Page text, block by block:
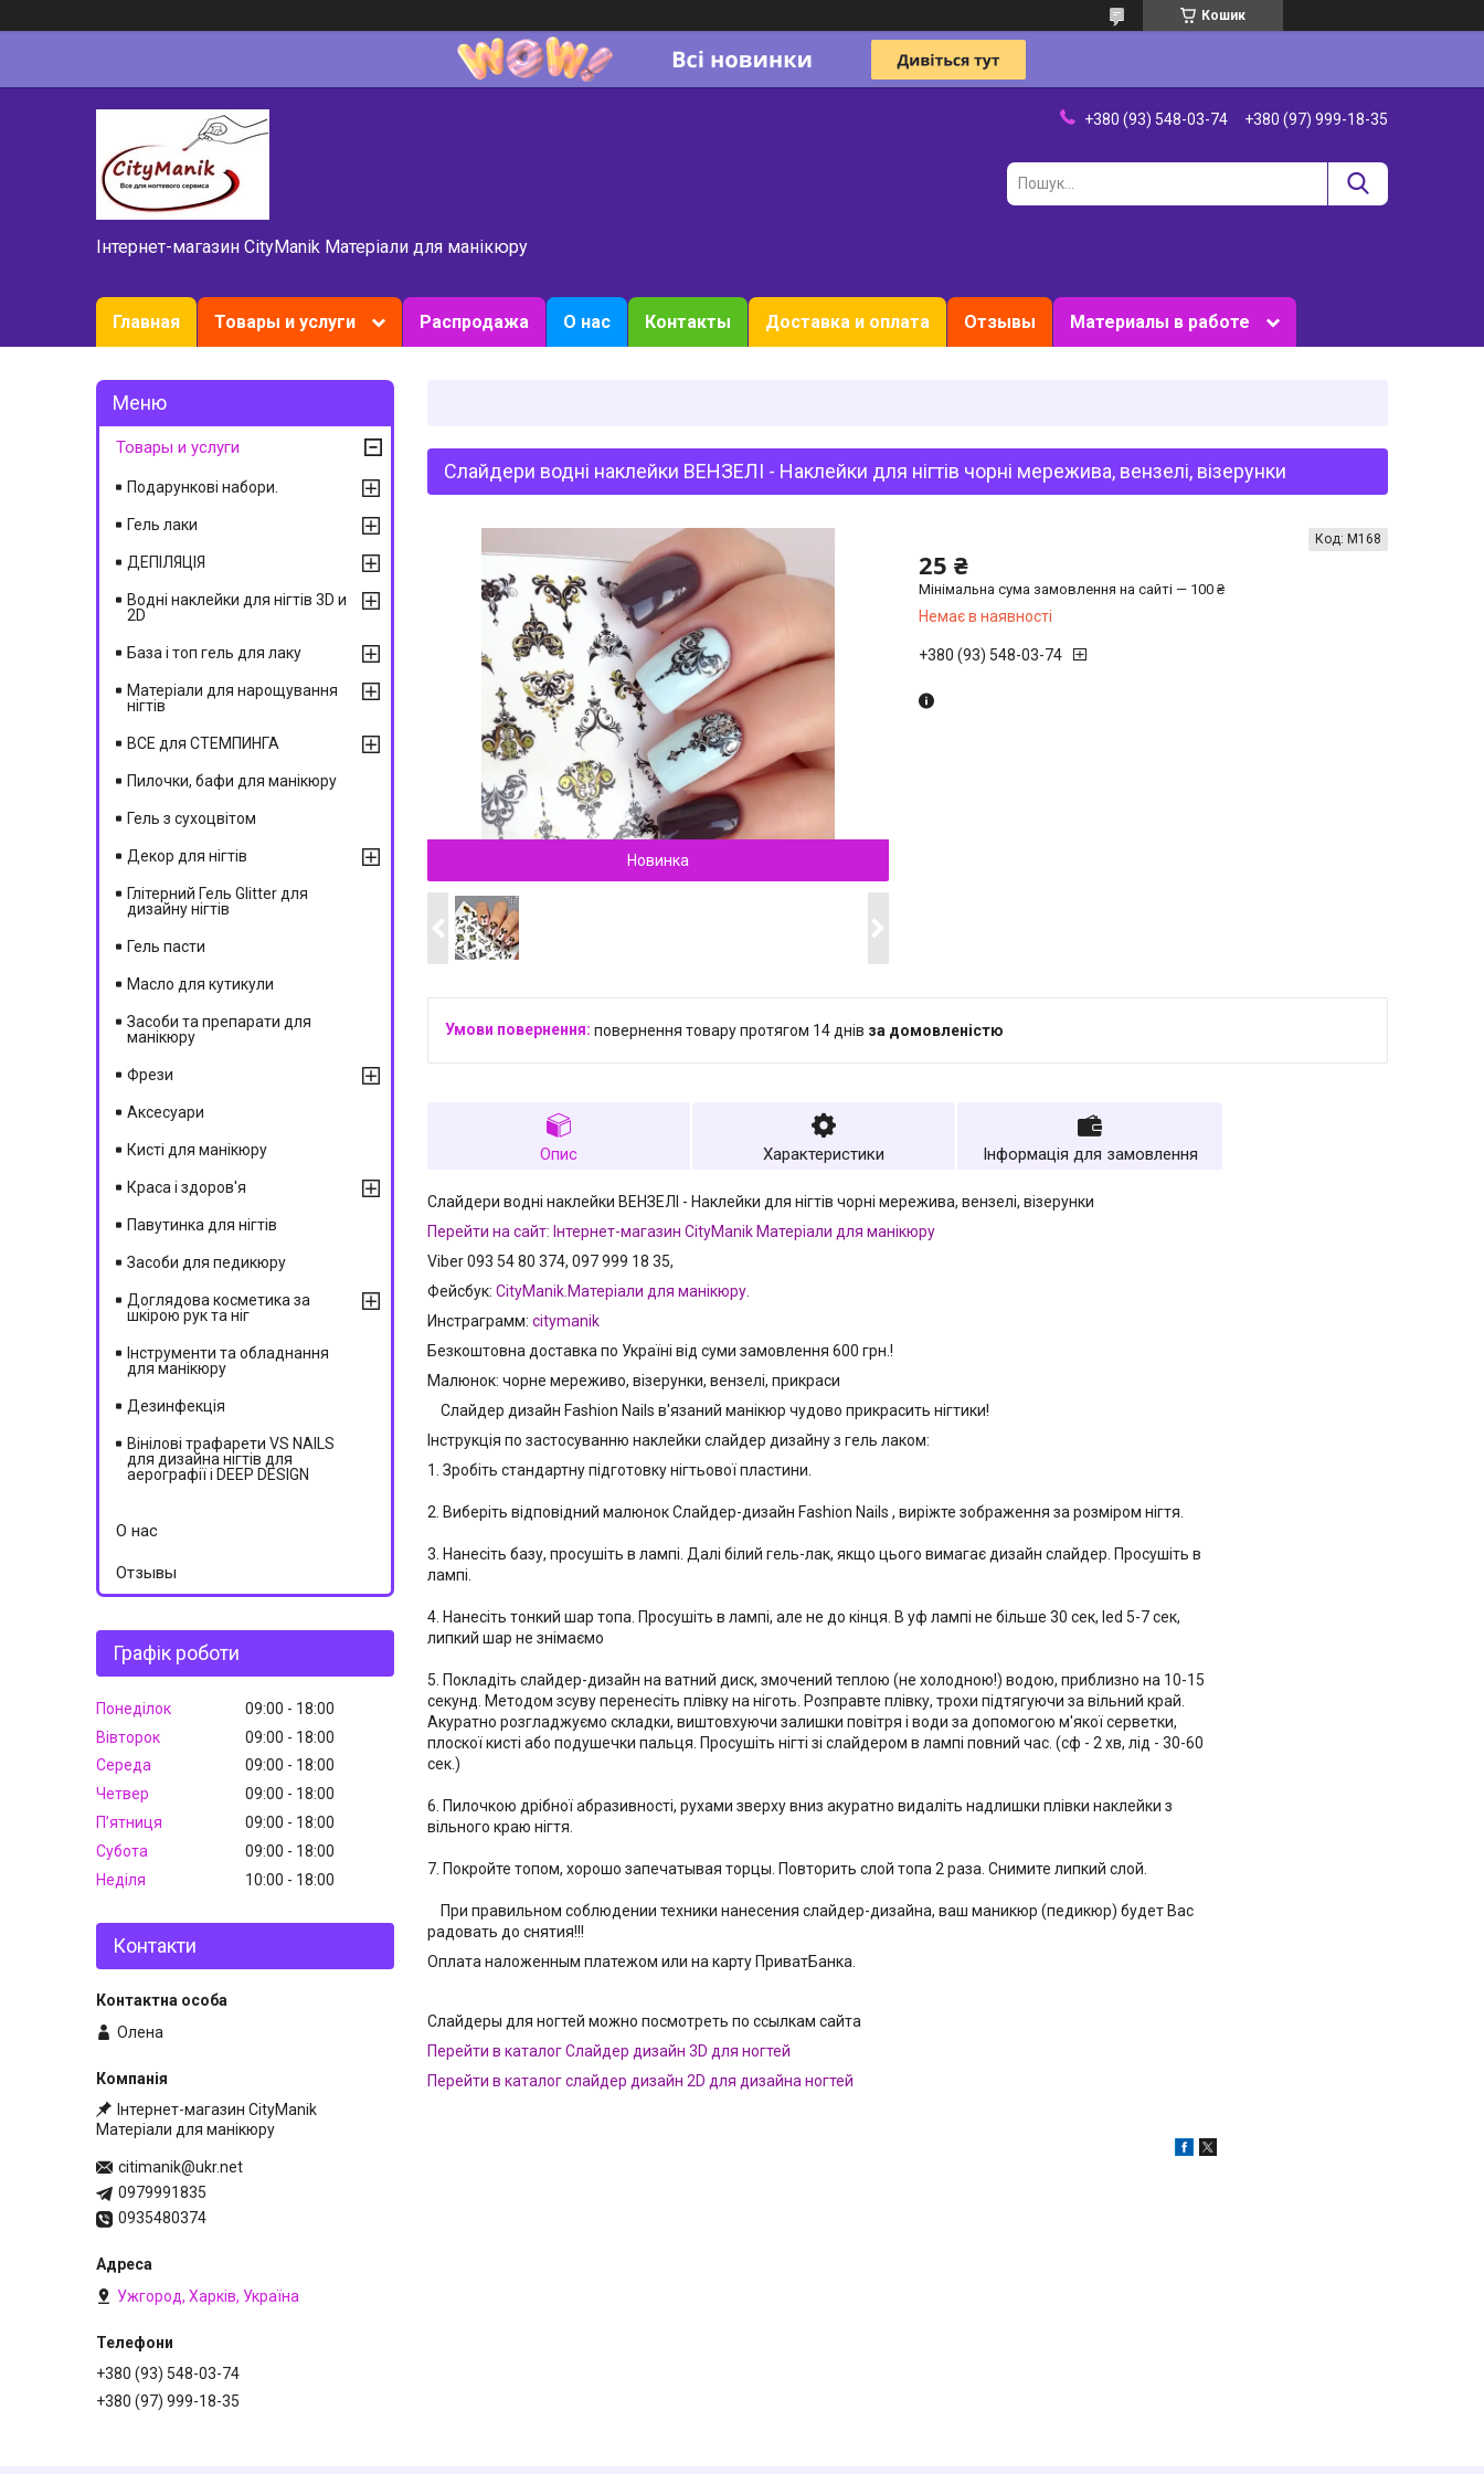
Кошик
Інтернет-магазин CityManik Матеріали для манікюру
+380 (93) 548-03-74 +380 (97) 999-18-35
Главная Товары и услуги Распродажа О нас Контакты Доставка и оплата Отзывы Материалы в работе
Слайдери водні наклейки ВЕНЗЕЛІ - Наклейки для нігтів чорні мережива, вензелі, візерунки
Новинка
25 ₴
Мінімальна сума замовлення на сайті — 100 ₴
Немає в наявності
Код: М168
+380 (93) 548-03-74
повернення товару протягом 14 днів за домовленістю
Опис Характеристики Інформація для замовлення
Слайдери водні наклейки ВЕНЗЕЛІ - Наклейки для нігтів чорні мережива, вензелі, візерунки
Перейти на сайт: Інтернет-магазин CityManik Матеріали для манікюру
Viber 093 54 80 374, 097 999 18 35,
Фейсбук: CityManik.Матеріали для манікюру.
Инстраграмм: citymanik
Безкоштовна доставка по Україні від суми замовлення 600 грн.!
Малюнок: чорне мереживо, візерунки, вензелі, прикраси
Слайдер дизайн Fashion Nails в'язаний манікюр чудово прикрасить нігтики!
Інструкція по застосуванню наклейки слайдер дизайну з гель лаком:
1. Зробіть стандартну підготовку нігтьової пластини.
2. Виберіть відповідний малюнок Слайдер-дизайн Fashion Nails , виріжте зображення за розміром нігтя.
3. Нанесіть базу, просушіть в лампі. Далі білий гель-лак, якщо цього вимагає дизайн слайдер. Просушіть в
лампі.
4. Нанесіть тонкий шар топа. Просушіть в лампі, але не до кінця. В уф лампі не більше 30 сек, led 5-7 сек,
липкий шар не знімаємо
5. Покладіть слайдер-дизайн на ватний диск, змочений теплою (не холодною!) водою, приблизно на 10-15
секунд. Методом зсуву перенесіть плівку на ніготь. Розправте плівку, трохи підтягуючи за вільний край.
Акуратно розгладжуємо складки, виштовхуючи залишки повітря і води за допомогою м'якої серветки,
плоскої кисті або подушечки пальця. Просушіть нігті зі слайдером в лампі повний час. (сф - 2 хв, лід - 30-60
сек.)
6. Пилочкою дрібної абразивності, рухами зверху вниз акуратно видаліть надлишки плівки наклейки з
вільного краю нігтя.
7. Покройте топом, хорошо запечатывая торцы. Повторить слой топа 2 раза. Снимите липкий слой.
При правильном соблюдении техники нанесения слайдер-дизайна, ваш маникюр (педикюр) будет Вас
радовать до снятия!!!
Оплата наложенным платежом или на карту ПриватБанка.
Слайдеры для ногтей можно посмотреть по ссылкам сайта
Перейти в каталог Слайдер дизайн 3D для ногтей
Перейти в каталог слайдер дизайн 2D для дизайна ногтей
Товары и услуги
Подарункові набори.
Гель лаки
ДЕПІЛЯЦІЯ
Водні наклейки для нігтів 3D и
2D
База і топ гель для лаку
Матеріали для нарощування
нігтів
ВСЕ для СТЕМПИНГА
Пилочки, бафи для манікюру
Гель з сухоцвітом
Декор для нігтів
Глітерний Гель Glitter для
дизайну нігтів
Гель пасти
Масло для кутикули
Засоби та препарати для
манікюру
Фрези
Аксесуари
Кисті для манікюру
Краса і здоров'я
Павутинка для нігтів
Засоби для педикюру
Доглядова косметика за
шкірою рук та ніг
Інструменти та обладнання
для манікюру
Дезинфекція
Вінілові трафарети VS NAILS
для дизайна нігтів для
аерографії і DEEP DESIGN
О нас
Отзывы
Графік роботи
Понеділок 09:00
18:00
Вівторок
09:00
18:00
Середа
09:00
18:00
Четвер
09:00
18:00
Пʼятниця
09:00
18:00
Субота
09:00
18:00
Неділя
10:00 18:00
Контакти
Олена
Інтернет-магазин CityManik
Матеріали для манікюру
citimanik@ukr.net
0979991835
0935480374
Ужгород, Харків, Україна
+380 (93) 548-03-74
+380 (97) 999-18-35